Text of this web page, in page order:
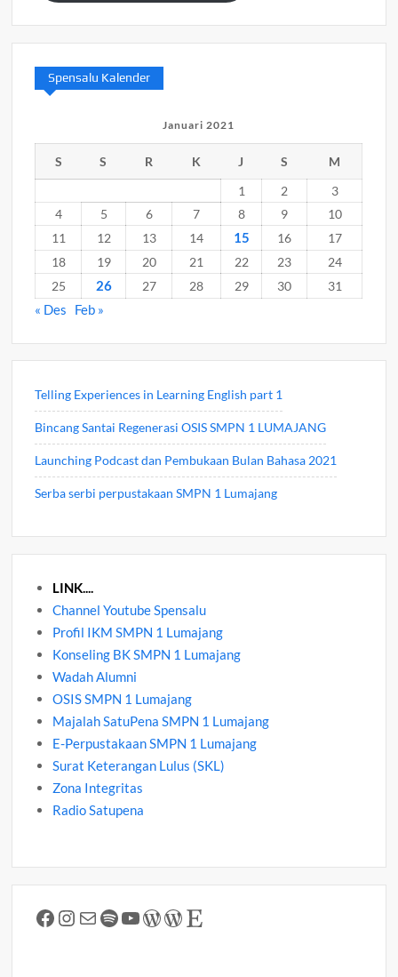
Spensalu Kalender
Januari 2021
S S R K J S
M
1
2
3
4
5 6 7 8 9
10
11
12 13 14 15 16
17
18
19 20 21 22 23
24
25
26 27 28 29 30 31
« Des Feb »
Telling Experiences in Learning English part 1
Bincang Santai Regenerasi OSIS SMPN 1 LUMAJANG
Launching Podcast dan Pembukaan Bulan Bahasa 2021
Serba serbi perpustakaan SMPN 1 Lumajang
LINK....
Channel Youtube Spensalu
Profil IKM SMPN 1 Lumajang
Konseling BK SMPN 1 Lumajang
Wadah Alumni
OSIS SMPN 1 Lumajang
Majalah SatuPena SMPN 1 Lumajang
E-Perpustakaan SMPN 1 Lumajang
Surat Keterangan Lulus (SKL)
Zona Integritas
Radio Satupena
Facebook
Instagram
MailSpotify
YouTube
WordPress
WordPress
Etsy